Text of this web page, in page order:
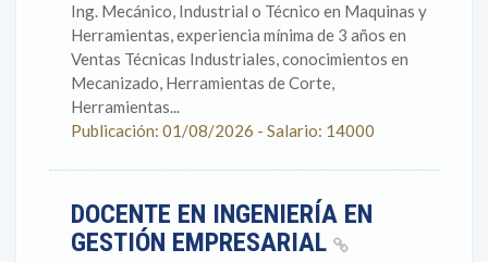
Ing. Mecánico, Industrial o Técnico en Maquinas y
Herramientas, experiencia mínima de 3 años en
Ventas Técnicas Industriales, conocimientos en
Mecanizado, Herramientas de Corte,
Herramientas...
Publicación: 01/08/2026 - Salario: 14000
DOCENTE EN INGENIERÍA EN
GESTIÓN EMPRESARIAL